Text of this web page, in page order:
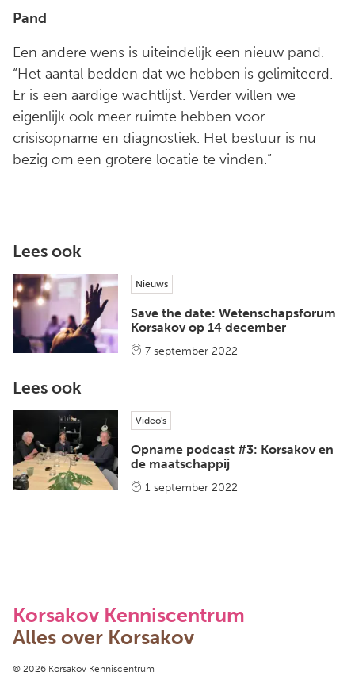
Pand
Een andere wens is uiteindelijk een nieuw pand.
“Het aantal bedden dat we hebben is gelimiteerd.
Er is een aardige wachtlijst. Verder willen we
eigenlijk ook meer ruimte hebben voor
crisisopname en diagnostiek. Het bestuur is nu
bezig om een grotere locatie te vinden.”
Lees ook
Nieuws
Save the date: Wetenschapsforum
Korsakov op 14 december
7 september 2022
Lees ook
Video's
Opname podcast #3: Korsakov en
de maatschappij
1 september 2022
Korsakov Kenniscentrum
Alles over Korsakov
Copyright navigation
© 2026 Korsakov Kenniscentrum